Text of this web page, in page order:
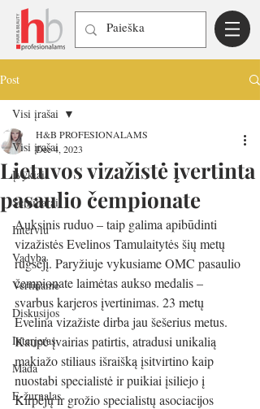
Post
Visi įrašai
Įvykiai
Seminarai
Interviu
Vadyba
Vertiname
Diskusijos
Interjeras
Mada
E-žurnalas
Visi įrašai
Lietuvos vizažistė įvertinta
pasaulio čempionate
H&B PROFESIONALAMS
Dec 4, 2023
Auksinis ruduo – taip galima apibūdinti
vizažistės Evelinos Tamulaitytės šių metų
rugsėjį. Paryžiuje vykusiame OMC pasaulio
čempionate laimėtas aukso medalis –
svarbus karjeros įvertinimas. 23 metų
Evelina vizažiste dirba jau šešerius metus.
Kaupė įvairias patirtis, atradusi unikalią
makiažo stiliaus išraišką įsitvirtino kaip
nuostabi specialistė ir puikiai įsiliejo į
Kirpėjų ir grožio specialistų asociacijos